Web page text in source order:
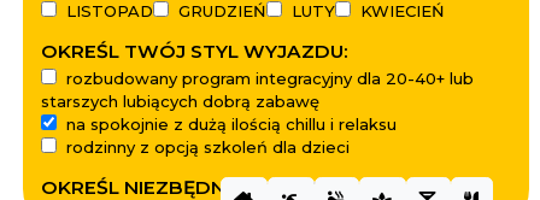
LISTOPAD
GRUDZIEŃ LUTY KWIECIEŃ
OKREŚL TWÓJ STYL WYJAZDU:
rozbudowany program integracyjny dla 20-40+ lub
starszych lubiących dobrą zabawę
na spokojnie z dużą ilością chillu i relaksu
rodzinny z opcją szkoleń dla dzieci
OKREŚL NIEZBĘDNE PRIORYTETY